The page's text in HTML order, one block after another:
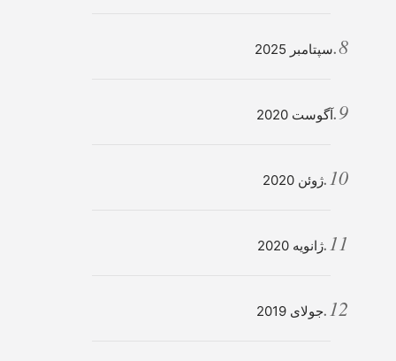
سپتامبر 2025
آگوست 2020
ژوئن 2020
ژانویه 2020
جولای 2019